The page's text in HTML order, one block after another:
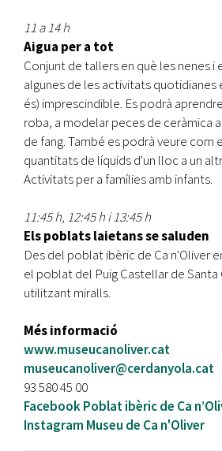
11 a 14 h
Aigua per a tot
Conjunt de tallers en què les nenes i
algunes de les activitats quotidianes
és) imprescindible. Es podrà
roba, a modelar peces de ceràmica
de fang. També es podrà veure com
quantitats de líquids d'un lloc a un
Activitats per a famílies amb infants.
11:45 h, 12:45 h i 13:45 h
Els poblats laietans se saluden
Des del poblat ibèric de Ca n'Oliver
el poblat del Puig Castellar de
utilitzant miralls.
Més informació
www.museucanoliver.cat
museucanoliver@cerdanyola.cat
93 580 45 00
Facebook Poblat ibèric de Ca
Instagram Museu de Ca n'Oliver